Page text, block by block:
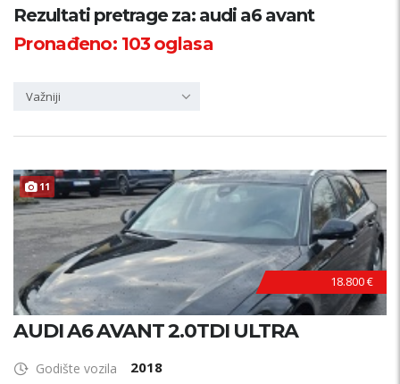
Kategorija
PRETRAŽI
Rezultati pretrage za: audi a6 avant
Pronađeno: 103oglasa
Važniji
11
18.800 €
AUDI A6 AVANT 2.0TDI ULTRA
Godište vozila 2018